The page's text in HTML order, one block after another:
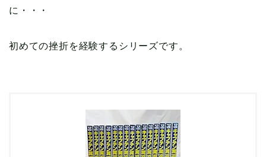
に・・・
初めての挫折を経験するシリーズです。